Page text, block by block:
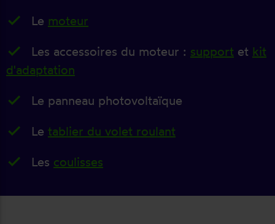
Le moteur
Les accessoires du moteur : support et kit
d'adaptation
Le panneau photovoltaïque
Le tablier du volet roulant
Les coulisses